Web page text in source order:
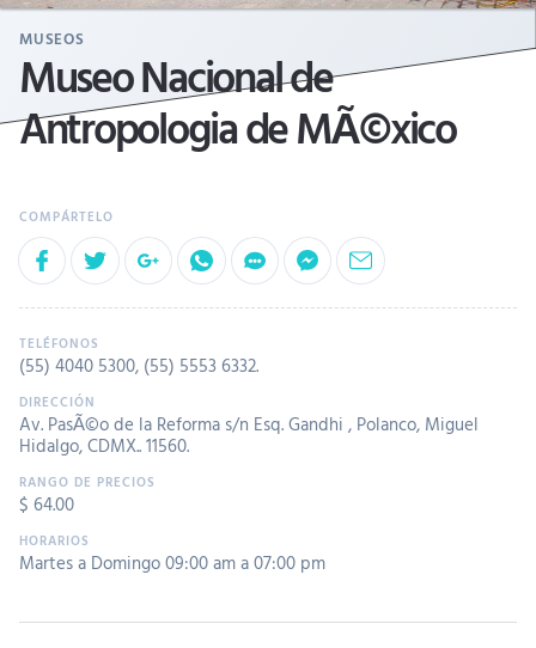
MUSEOS
Museo Nacional de
Antropologia de MÃ©xico
(55) 4040 5300, (55) 5553 6332.
Av. PasÃ©o de la Reforma s/n Esq. Gandhi , Polanco, Miguel
Hidalgo, CDMX.. 11560.
$ 64.00
Martes a Domingo 09:00 am a 07:00 pm